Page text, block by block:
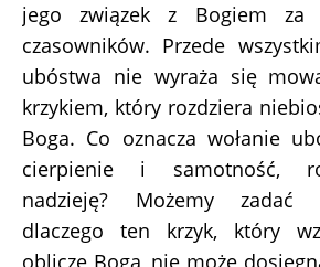
jego związek z Bogiem za
czasowników. Przede
ubóstwa nie wyraża się
krzykiem, który rozdziera
Boga. Co oznacza wołanie
cierpienie i samotność,
nadzieję? Możemy zadać
dlaczego ten krzyk, który